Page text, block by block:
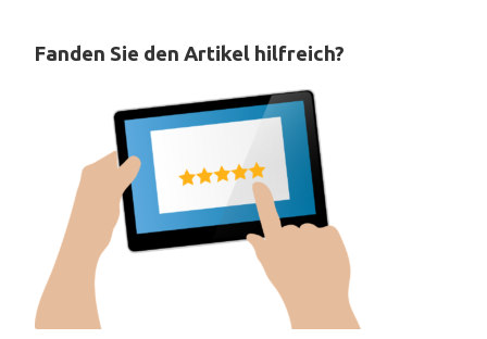
Fanden Sie den Artikel hilfreich?